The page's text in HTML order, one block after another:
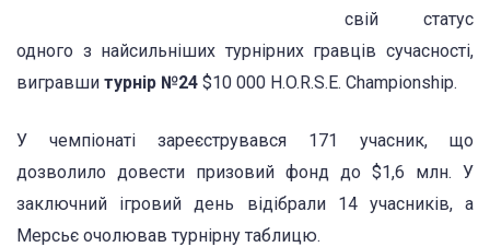
свій статус
одного з найсильніших турнірних гравців сучасності,
вигравши турнір №24 $10 000 H.O.R.S.E. Championship.
У чемпіонаті зареєструвався 171 учасник, що
дозволило довести призовий фонд до $1,6 млн. У
заключний ігровий день відібрали 14 учасників, а
Мерсьє очолював турнірну таблицю.